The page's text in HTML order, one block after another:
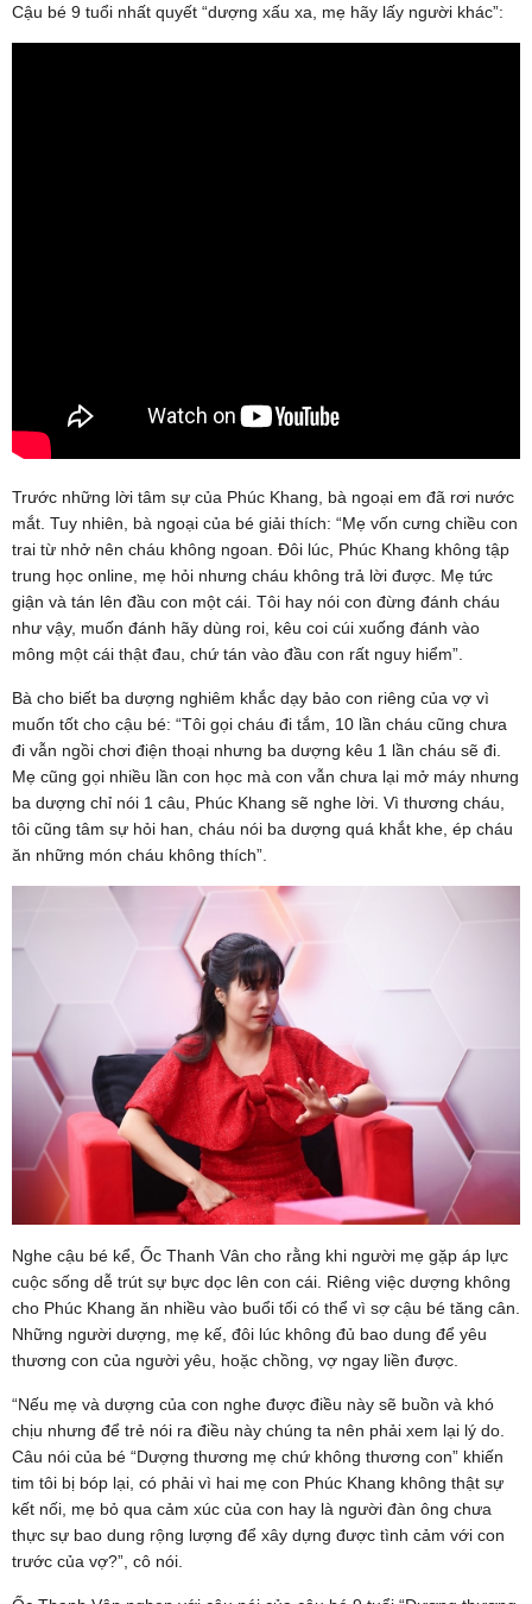
Cậu bé 9 tuổi nhất quyết “dượng xấu xa, mẹ hãy lấy người khác”:
Trước những lời tâm sự của Phúc Khang, bà ngoại em đã rơi nước
mắt. Tuy nhiên, bà ngoại của bé giải thích: “Mẹ vốn cưng chiều con
trai từ nhở nên cháu không ngoan. Đôi lúc, Phúc Khang không tập
trung học online, mẹ hỏi nhưng cháu không trả lời được. Mẹ tức
giận và tán lên đầu con một cái. Tôi hay nói con đừng đánh cháu
như vậy, muốn đánh hãy dùng roi, kêu coi cúi xuống đánh vào
mông một cái thật đau, chứ tán vào đầu con rất nguy hiểm”.
Bà cho biết ba dượng nghiêm khắc dạy bảo con riêng của vợ vì
muốn tốt cho cậu bé: “Tôi gọi cháu đi tắm, 10 lần cháu cũng chưa
đi vẫn ngồi chơi điện thoại nhưng ba dượng kêu 1 lần cháu sẽ đi.
Mẹ cũng gọi nhiều lần con học mà con vẫn chưa lại mở máy nhưng
ba dượng chỉ nói 1 câu, Phúc Khang sẽ nghe lời. Vì thương cháu,
tôi cũng tâm sự hỏi han, cháu nói ba dượng quá khắt khe, ép cháu
ăn những món cháu không thích”.
Nghe cậu bé kể, Ốc Thanh Vân cho rằng khi người mẹ gặp áp lực
cuộc sống dễ trút sự bực dọc lên con cái. Riêng việc dượng không
cho Phúc Khang ăn nhiều vào buổi tối có thể vì sợ cậu bé tăng cân.
Những người dượng, mẹ kế, đôi lúc không đủ bao dung để yêu
thương con của người yêu, hoặc chồng, vợ ngay liền được.
“Nếu mẹ và dượng của con nghe được điều này sẽ buồn và khó
chịu nhưng để trẻ nói ra điều này chúng ta nên phải xem lại lý do.
Câu nói của bé “Dượng thương mẹ chứ không thương con” khiến
tim tôi bị bóp lại, có phải vì hai mẹ con Phúc Khang không thật sự
kết nối, mẹ bỏ qua cảm xúc của con hay là người đàn ông chưa
thực sự bao dung rộng lượng để xây dựng được tình cảm với con
trước của vợ?”, cô nói.